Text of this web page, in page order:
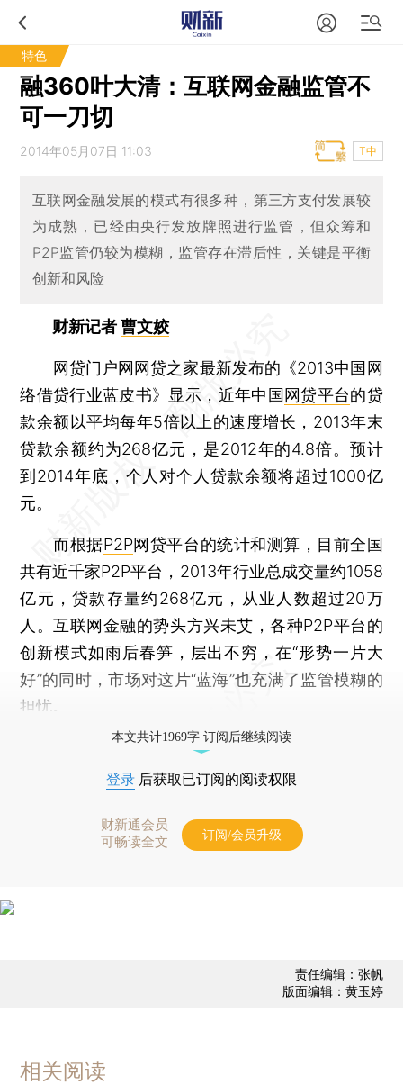
特色
融360叶大清：互联网金融监管不
可一刀切
2014年05月07日 11:03 T中
互联网金融发展的模式有很多种，第三方支付发展较
为成熟，已经由央行发放牌照进行监管，但众筹和
P2P监管仍较为模糊，监管存在滞后性，关键是平衡
创新和风险
财新记者曹文姣
网贷门户网网贷之家最新发布的《2013中国网
络借贷行业蓝皮书》显示，近年中国 网贷平台的贷
款余额以平均每年5倍以上的速度增长，2013年末
贷款余额约为268亿元，是2012年的4.8倍。预计
到2014年底，个人对个人贷款余额将超过1000亿
元。
而根据P2P网贷平台的统计和测算，目前全国
共有近千家P2P平台，2013年行业总成交量约1058
亿元，贷款存量约268亿元，从业人数超过20万
人。互联网金融的势头方兴未艾，各种P2P平台的
创新模式如雨后春笋，层出不穷，在“形势一片大
好”的同时，市场对这片“蓝海”也充满了监管模糊的
担忧。
本文共计1969字 订阅后继续阅读
登录 后获取已订阅的阅读权限
财新通会员
可畅读全文
订阅/会员升级
责任编辑：张帆
版面编辑：黄玉婷
相关阅读